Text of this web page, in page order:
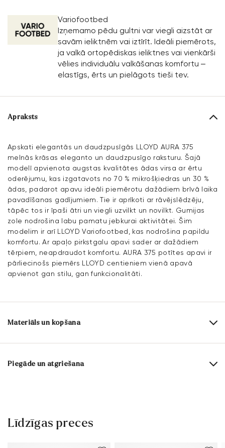
Variofootbed
Izņemamo pēdu gultni var viegli aizstāt ar
savām ieliktnēm vai iztīrīt. Ideāli piemērots,
ja valkā ortopēdiskas ieliktnes vai vienkārši
vēlies individuālu valkāšanas komfortu –
elastīgs, ērts un pielāgots tieši tev.
Apraksts
Apskati elegantās un daudzpusīgās LLOYD AURA 375
melnās krāsas eleganto un daudzpusīgo raksturu. Šajā
modelī apvienota augstas kvalitātes ādas virsa ar ērtu
oderējumu, kas izgatavots no 70 % mikrošķiedras un 30 %
ādas, padarot apavu ideāli piemērotu dažādiem brīvā laika
pavadīšanas gadījumiem. Tie ir aprīkoti ar rāvējslēdzēju,
tāpēc tos ir īpaši ātri un viegli uzvilkt un novilkt. Gumijas
zole nodrošina labu pamatu jebkurai aktivitātei. Šim
modelim ir arī LLOYD Variofootbed, kas nodrošina papildu
komfortu. Ar apaļo pirkstgalu apavi sader ar dažādiem
tērpiem, neapdraudot komfortu. AURA 375 potītes apavi ir
pārliecinošs piemērs LLOYD centieniem vienā apavā
apvienot gan stilu, gan funkcionalitāti.
Materiāls un kopšana
Ražošanas apjoms: ES izmēri
Virsmas materiāls:
Zole:
Piegāde un atgriešana
30 dienu bezmaksas atgriešanās
Klientu apkalpošana – kontaktforma
Papildu informāciju par šo tēmu vari atrast sadaļā
Piegāde
Līdzīgas preces